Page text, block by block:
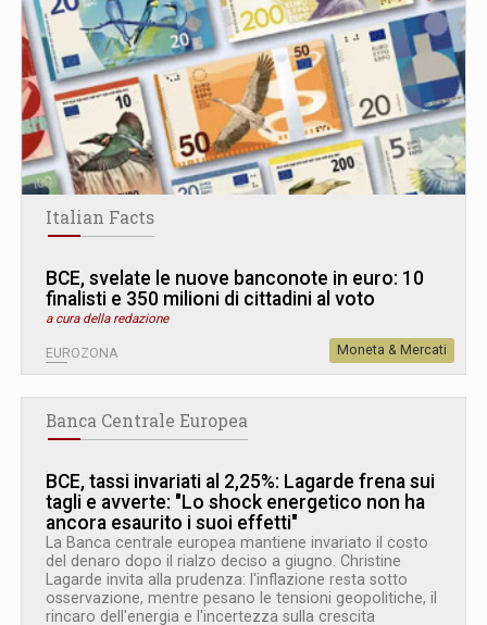
Italian Facts
BCE, svelate le nuove banconote in euro: 10
finalisti e 350 milioni di cittadini al voto
a cura della redazione
EUROZONA Moneta & Mercati
Banca Centrale Europea
BCE, tassi invariati al 2,25%: Lagarde frena sui
tagli e avverte: "Lo shock energetico non ha
ancora esaurito i suoi effetti"
La Banca centrale europea mantiene invariato il costo
del denaro dopo il rialzo deciso a giugno. Christine
Lagarde invita alla prudenza: l'inflazione resta sotto
osservazione, mentre pesano le tensioni geopolitiche, il
rincaro dell'energia e l'incertezza sulla crescita